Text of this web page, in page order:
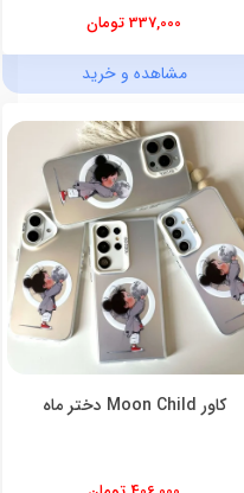
337,000 تومان
مشاهده و خرید
کاور Moon Child دختر ماه